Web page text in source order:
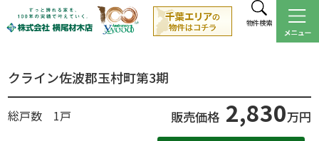
物件検索
クライン佐波郡玉村町第3期
総戸数 1戸 販売価格 2,830万円